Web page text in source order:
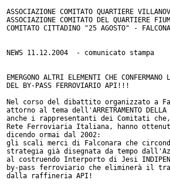
Richieste di rimozione
ASSOCIAZIONE COMITATO QUARTIERE
ASSOCIAZIONE COMITATO DEL QUARTIERE
COMITATO CITTADINO "25 AGOSTO" -
NEWS 11.12.2004  - comunicato stampa
EMERGONO ALTRI ELEMENTI CHE
DEL BY-PASS FERROVIARIO API!!!
Nel corso del dibattito organizzato a
attorno al tema dell'ARRETRAMENTO
anche i rappresentanti dei Comitati
Rete Ferroviaria Italiana, hanno
dicendo ormai dal 2002:
gli scali merci di Falconara che
strategia già disegnata da tempo
al costruendo Interporto di Jesi
by-pass ferroviario che eliminerà il
dalla raffineria API!